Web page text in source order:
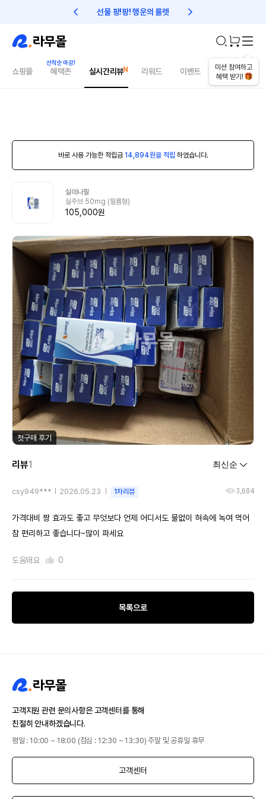
선물 팡!팡! 행운의 룰렛 친구초대 1만원 리워드!
미션 참여하고
혜택 받기!
쇼핑몰 혜택존 실시간리뷰 리워드 이벤트 건강매거진
바로 사용 가능한 적립금 14,894원을 적립 하였습니다.
실데나필
실주브 50mg (필름형)
105,000원
첫구매 후기
리뷰1
csy949*** 2026.05.23 1차리뷰 3,684
가격대비 짱 효과도 좋고 무엇보다 언제 어디서도 물없이 혀속에 녹여 먹어
참 편리하고 좋습니다~많이 파세요
도움돼요 0
목록으로
고객지원 관련 문의사항은 고객센터를 통해
친절히 안내하겠습니다.
평일 : 10:00 ~ 18:00 (점심 : 12:30 ~ 13:30) 주말 및 공휴일 휴무
고객센터